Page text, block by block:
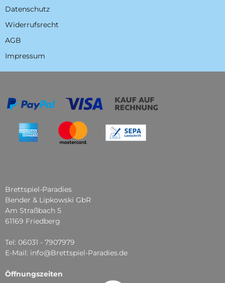
Datenschutz
Widerrufsrecht
AGB
Impressum
Brettspiel-Paradies
Bender & Lipkowski GbR
Am Straßbach 5
61169 Friedberg
Tel: 06031 - 7907979
E-Mail: info@Brettspiel-Paradies.de
Öffnungszeiten